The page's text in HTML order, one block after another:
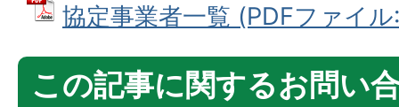
協定事業者一覧 (PDFファイ
この記事に関するお問い